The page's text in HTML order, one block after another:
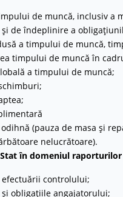
de muncă, inclusiv a
de îndeplinire a
a timpului de muncă,
timpului de muncă în
a timpului de muncă;
(pauza de masa și
nelucrătoare).
în domeniul raporturilor
efectuării controlului;
obligațiile angajatorului;